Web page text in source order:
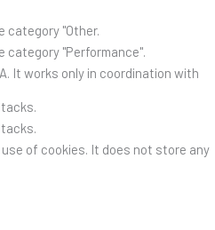
category "Other.
category "Performance".
It works only in coordination with
of cookies. It does not store any